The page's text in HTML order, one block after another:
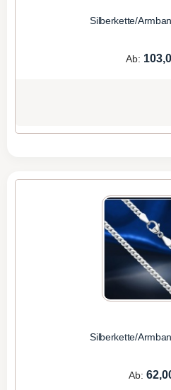
Silberkette/
Ab:
Silberkette/
Ab: